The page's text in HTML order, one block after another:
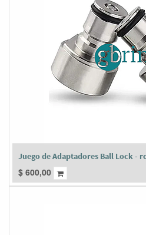
Juego de Adaptadores Ball Lock -
$ 600,00